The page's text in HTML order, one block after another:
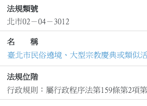
法規類號
北市02－04－3012
名 稱
臺北市民俗遶境、大型宗教慶典或類似
法規位階
行政規則：屬行政程序法第159條第2項